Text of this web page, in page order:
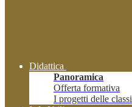
Didattica
Panoramica
Offerta formativa
I progetti delle classi